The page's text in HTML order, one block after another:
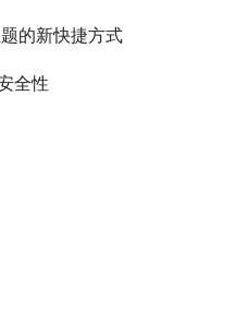
的新快捷方式
全性